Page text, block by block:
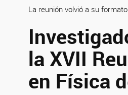
La reunión volvió a su
la XVII
en Física